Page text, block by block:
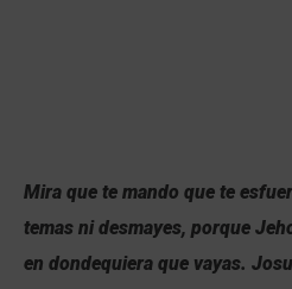
Mira que te mando que te
temas ni desmayes, porque
en dondequiera que vayas.